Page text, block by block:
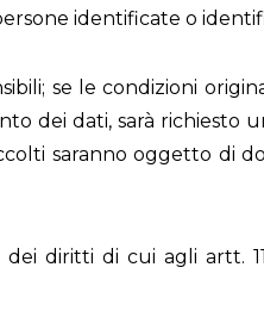
identificate o
se le condizioni
dei dati, sarà richiesto
saranno oggetto di
dei diritti di cui agli artt.